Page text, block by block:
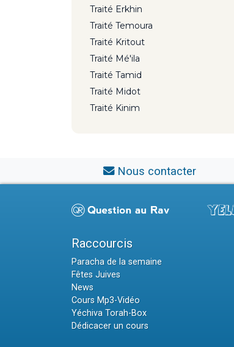
Traité Erkhin
Traité Temoura
Traité Kritout
Traité Mé'ila
Traité Tamid
Traité Midot
Traité Kinim
Nous contacter
Raccourcis
Paracha de la semaine
Fêtes Juives
News
Cours Mp3-Vidéo
Yéchiva Torah-Box
Dédicacer un cours